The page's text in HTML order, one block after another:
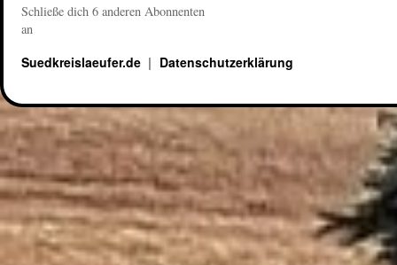
Schließe dich 6 anderen Abonnenten
an
Suedkreislaeufer.de Datenschutzerklärung